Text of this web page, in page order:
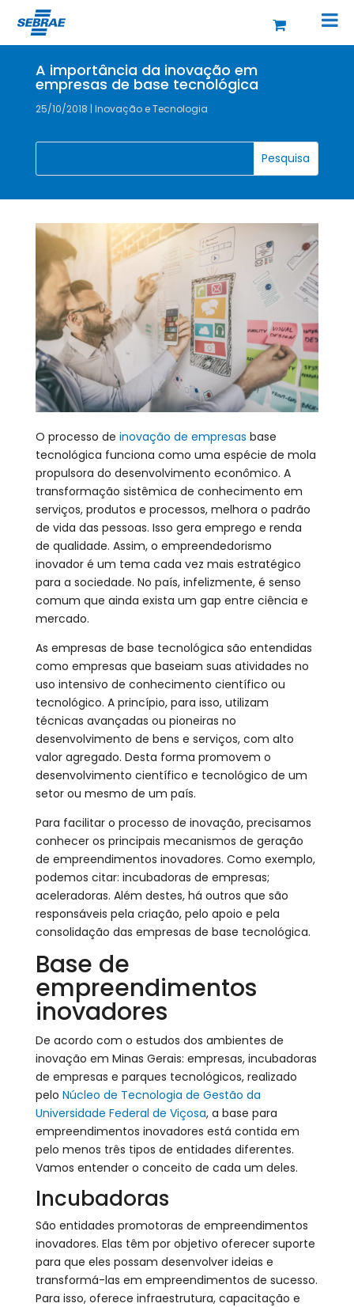
A importância da inovação em
empresas de base tecnológica
25/10/2018 | Inovação e Tecnologia
O processo de inovação de empresas base
tecnológica funciona como uma espécie de mola
propulsora do desenvolvimento econômico. A
transformação sistêmica de conhecimento em
serviços, produtos e processos, melhora o padrão
de vida das pessoas. Isso gera emprego e renda
de qualidade. Assim, o empreendedorismo
inovador é um tema cada vez mais estratégico
para a sociedade. No país, infelizmente, é senso
comum que ainda exista um gap entre ciência e
mercado.
As empresas de base tecnológica são entendidas
como empresas que baseiam suas atividades no
uso intensivo de conhecimento científico ou
tecnológico. A princípio, para isso, utilizam
técnicas avançadas ou pioneiras no
desenvolvimento de bens e serviços, com alto
valor agregado. Desta forma promovem o
desenvolvimento científico e tecnológico de um
setor ou mesmo de um país.
Para facilitar o processo de inovação, precisamos
conhecer os principais mecanismos de geração
de empreendimentos inovadores. Como exemplo,
podemos citar: incubadoras de empresas;
aceleradoras. Além destes, há outros que são
responsáveis pela criação, pelo apoio e pela
consolidação das empresas de base tecnológica.
Base de
empreendimentos
inovadores
De acordo com o estudos dos ambientes de
inovação em Minas Gerais: empresas, incubadoras
de empresas e parques tecnológicos, realizado
pelo Núcleo de Tecnologia de Gestão da
Universidade Federal de Viçosa, a base para
empreendimentos inovadores está contida em
pelo menos três tipos de entidades diferentes.
Vamos entender o conceito de cada um deles.
Incubadoras
São entidades promotoras de empreendimentos
inovadores. Elas têm por objetivo oferecer suporte
para que eles possam desenvolver ideias e
transformá-las em empreendimentos de sucesso.
Para isso, oferece infraestrutura, capacitação e